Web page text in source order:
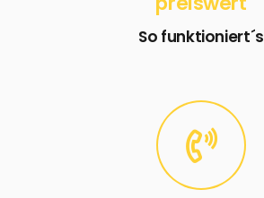
So funktioniert´s